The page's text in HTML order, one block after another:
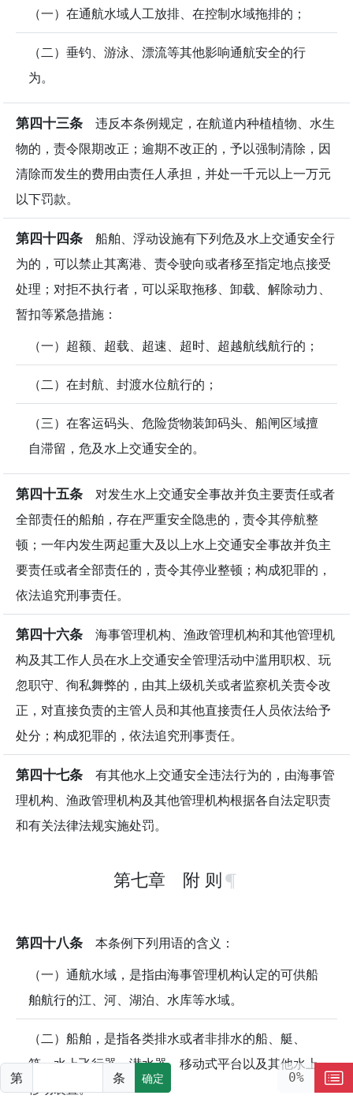
（一）在通航水域人工放排、在控制水域拖排的；
（二）垂钓、游泳、漂流等其他影响通航安全的行
为。
第四十三条 违反本条例规定，在航道内种植植物、水生
物的，责令限期改正；逾期不改正的，予以强制清除，因
清除而发生的费用由责任人承担，并处一千元以上一万元
以下罚款。
第四十四条 船舶、浮动设施有下列危及水上交通安全行
为的，可以禁止其离港、责令驶向或者移至指定地点接受
处理；对拒不执行者，可以采取拖移、卸载、解除动力、
暂扣等紧急措施：
（一）超额、超载、超速、超时、超越航线航行的；
（二）在封航、封渡水位航行的；
（三）在客运码头、危险货物装卸码头、船闸区域擅
自滞留，危及水上交通安全的。
第四十五条 对发生水上交通安全事故并负主要责任或者
全部责任的船舶，存在严重安全隐患的，责令其停航整
顿；一年内发生两起重大及以上水上交通安全事故并负主
要责任或者全部责任的，责令其停业整顿；构成犯罪的，
依法追究刑事责任。
第四十六条 海事管理机构、渔政管理机构和其他管理机
构及其工作人员在水上交通安全管理活动中滥用职权、玩
忽职守、徇私舞弊的，由其上级机关或者监察机关责令改
正，对直接负责的主管人员和其他直接责任人员依法给予
处分；构成犯罪的，依法追究刑事责任。
第四十七条 有其他水上交通安全违法行为的，由海事管
理机构、渔政管理机构及其他管理机构根据各自法定职责
和有关法律法规实施处罚。
第七章 附 则
第四十八条 本条例下列用语的含义：
（一）通航水域，是指由海事管理机构认定的可供船
舶航行的江、河、湖泊、水库等水域。
（二）船舶，是指各类排水或者非排水的船、艇、
筏、水上飞行器、潜水器、移动式平台以及其他水上
移动装置。
第 条 确定 0%